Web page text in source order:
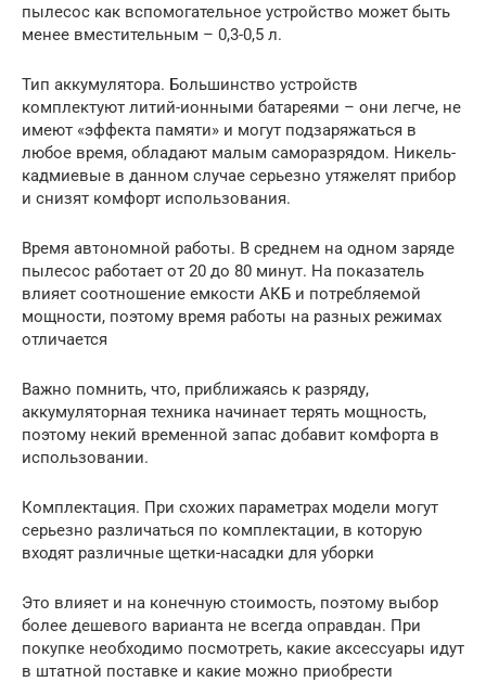
пылесос как вспомогательное устройство может быть
менее вместительным – 0,3-0,5 л.
Тип аккумулятора. Большинство устройств
комплектуют литий-ионными батареями – они легче, не
имеют «эффекта памяти» и могут подзаряжаться в
любое время, обладают малым саморазрядом. Никель-
кадмиевые в данном случае серьезно утяжелят прибор
и снизят комфорт использования.
Время автономной работы. В среднем на одном заряде
пылесос работает от 20 до 80 минут. На показатель
влияет соотношение емкости АКБ и потребляемой
мощности, поэтому время работы на разных режимах
отличается
Важно помнить, что, приближаясь к разряду,
аккумуляторная техника начинает терять мощность,
поэтому некий временной запас добавит комфорта в
использовании.
Комплектация. При схожих параметрах модели могут
серьезно различаться по комплектации, в которую
входят различные щетки-насадки для уборки
Это влияет и на конечную стоимость, поэтому выбор
более дешевого варианта не всегда оправдан. При
покупке необходимо посмотреть, какие аксессуары идут
в штатной поставке и какие можно приобрести